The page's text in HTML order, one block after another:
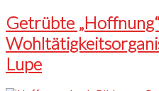
Getrübte
Lupe